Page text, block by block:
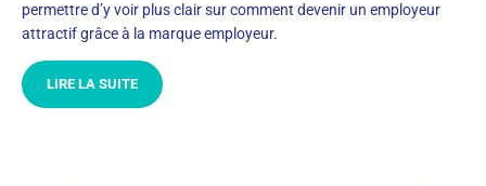
permettre d’y voir plus clair sur comment devenir un employeur
attractif grâce à la marque employeur.
LIRE LA SUITE